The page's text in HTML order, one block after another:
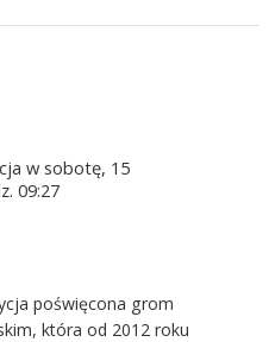
w sobotę, 15
09:27
poświęcona grom
która od 2012 roku